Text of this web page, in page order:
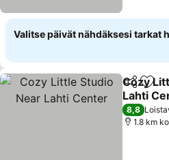
Valitse päivät nähdäksesi tarkat
Jaa
Cozy
Lahti
Katso
8,8
1.8 km